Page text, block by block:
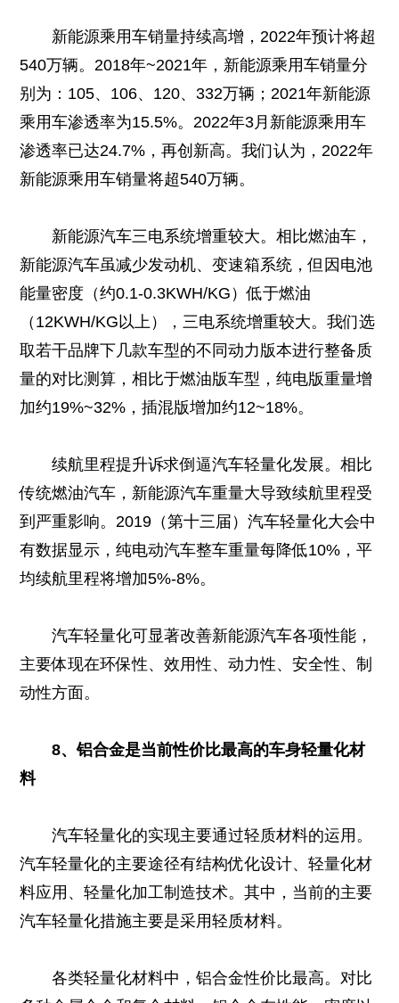
新能源乘用车销量持续高增，2022年预计将超
540万辆。2018年~2021年，新能源乘用车销量分
别为：105、106、120、332万辆；2021年新能源
乘用车渗透率为15.5%。2022年3月新能源乘用车
渗透率已达24.7%，再创新高。我们认为，2022年
新能源乘用车销量将超540万辆。
新能源汽车三电系统增重较大。相比燃油车，
新能源汽车虽减少发动机、变速箱系统，但因电池
能量密度（约0.1-0.3KWH/KG）低于燃油
（12KWH/KG以上），三电系统增重较大。我们选
取若干品牌下几款车型的不同动力版本进行整备质
量的对比测算，相比于燃油版车型，纯电版重量增
加约19%~32%，插混版增加约12~18%。
续航里程提升诉求倒逼汽车轻量化发展。相比
传统燃油汽车，新能源汽车重量大导致续航里程受
到严重影响。2019（第十三届）汽车轻量化大会中
有数据显示，纯电动汽车整车重量每降低10%，平
均续航里程将增加5%-8%。
汽车轻量化可显著改善新能源汽车各项性能，
主要体现在环保性、效用性、动力性、安全性、制
动性方面。
8、铝合金是当前性价比最高的车身轻量化材
料
汽车轻量化的实现主要通过轻质材料的运用。
汽车轻量化的主要途径有结构优化设计、轻量化材
料应用、轻量化加工制造技术。其中，当前的主要
汽车轻量化措施主要是采用轻质材料。
各类轻量化材料中，铝合金性价比最高。对比